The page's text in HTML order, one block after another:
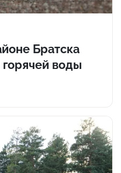
Братска
воды